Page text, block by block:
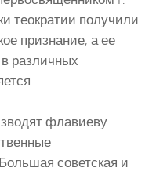
теократии получили
признание, а ее
различных
флавиеву
советская и